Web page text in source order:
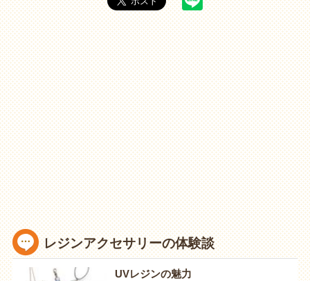
レジンアクセサリーの体験談
UVレジンの魅力